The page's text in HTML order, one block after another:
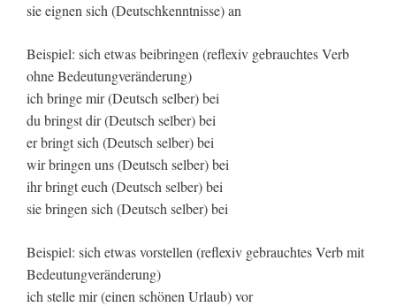
sie eignen sich (Deutschkenntnisse) an
Beispiel: sich etwas beibringen (reflexiv gebrauchtes Verb
ohne Bedeutungveränderung)
ich bringe mir (Deutsch selber) bei
du bringst dir (Deutsch selber) bei
er bringt sich (Deutsch selber) bei
wir bringen uns (Deutsch selber) bei
ihr bringt euch (Deutsch selber) bei
sie bringen sich (Deutsch selber) bei
Beispiel: sich etwas vorstellen (reflexiv gebrauchtes Verb mit
Bedeutungveränderung)
ich stelle mir (einen schönen Urlaub) vor